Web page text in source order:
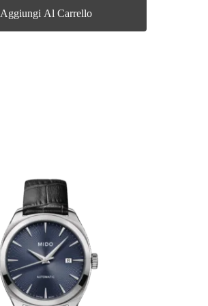
Aggiungi Al Carrello